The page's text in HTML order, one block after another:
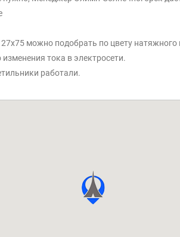
можно подобрать по цвету натяжного
тока в электросети.
работали.